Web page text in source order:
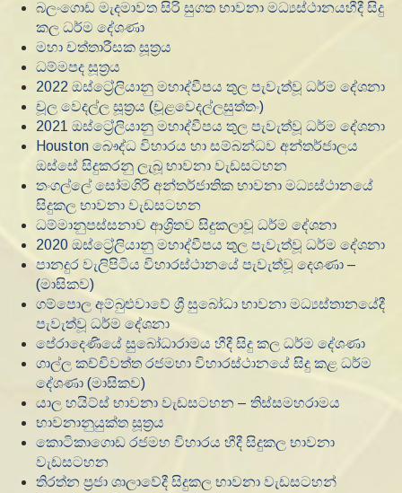
බලංගොඩ මැදමාවත සිරි සුගත භාවනා මධ්‍යස්ථානයහීදී සිදු
කල ධර්ම දේශණා
මහා චත්තාරීසක සූත්‍රය
ධම්මපද සූත්‍රය
2022 ඔස්ට්‍රේලියානු මහාද්වීපය තුල පැවැත්වූ ධර්ම දේශනා
චූල වෙදල්ල සූත්‍රය (චූළවෙදල්ලසුත්තං)
2021 ඔස්ට්‍රේලියානු මහාද්වීපය තුල පැවැත්වූ ධර්ම දේශනා
Houston බෞද්ධ විහාරය හා සම්බන්ධව අන්තර්ජාලය
ඔස්සේ සිදුකරනු ලැබූ භාවනා වැඩසටහන
තංගල්ලේ සෝමගිරි අන්තර්ජාතික භාවනා මධ්‍යස්ථානයේ
සිදුකල භාවනා වැඩසටහන
ධම්මානුපස්සනාව ආශ්‍රිතව සිදුකලාවූ ධර්ම දේශනා
2020 ඔස්ට්‍රේලියානු මහාද්වීපය තුල පැවැත්වූ ධර්ම දේශනා
පානදුර වැලිපිටිය විහාරස්ථානයේ පැවැත්වූ දෙශණා –
(මාසිකව)
ගම්පොල අම්බුළුවාවේ ශ්‍රී සුබෝධා භාවනා මධ්‍යස්තානයේදී
පැවැත්වූ ධර්ම දේශනා
පේරාදෙණියේ සුබෝධාරාමය හීදී සිදු කල ධර්ම දේශණා
ගාල්ල කච්චිවත්ත රජමහා විහාරස්ථානයේ සිදු කළ ධර්ම
දේශණා (මාසිකව)
යාල හයිට්ස් භාවනා වැඩසටහන – තිස්සමහරාමය
භාවනානුයුක්ත සූත්‍රය
කොටිකාගොඩ රජමහ විහාරය හීදී සිදුකල භාවනා
වැඩසටහන
තිරත්න ප්‍රජා ශාලාවේදී සිදුකල භාවනා වැඩසටහන්